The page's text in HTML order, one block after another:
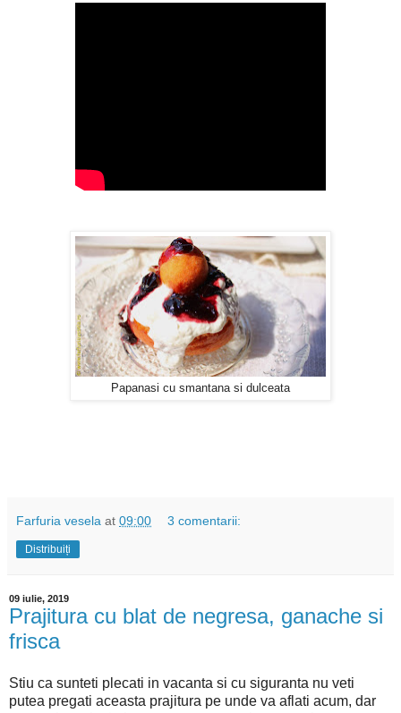
Papanasi cu smantana si dulceata
Farfuria vesela at 09:00 3 comentarii:
Distribuiți
09 iulie, 2019
Prajitura cu blat de negresa, ganache si
frisca
Stiu ca sunteti plecati in vacanta si cu siguranta nu veti
putea pregati aceasta prajitura pe unde va aflati acum, dar